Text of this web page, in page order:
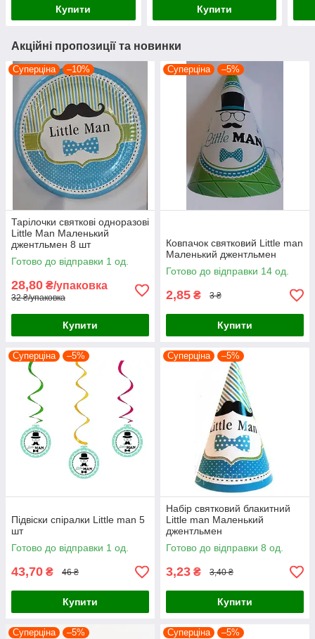
Купити Купити
Акційні пропозиції та новинки
Суперціна –10%
Тарілочки святкові одноразові
Little Man Маленький
джентльмен 8 шт
Готово до відправки 1 од.
28,80 ₴/упаковка
32 ₴/упаковка
Купити
Суперціна –5%
Ковпачок святковий Little man
Маленький джентльмен
Готово до відправки 14 од.
2,85 ₴ 3 ₴
Купити
Суперціна –5%
Підвіски спіралки Little man 5
шт
Готово до відправки 1 од.
43,70 ₴ 46 ₴
Купити
Суперціна –5%
Набір святковий блакитний
Little man Маленький
джентльмен
Готово до відправки 8 од.
3,23 ₴ 3,40 ₴
Купити
Суперціна –5% Суперціна –5%